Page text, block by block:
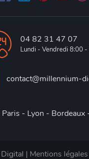
04 82 31 47 07
Lundi - Vendredi 8:00
contact@millennium-
Paris - Lyon - Bordeaux
| Mentions légales